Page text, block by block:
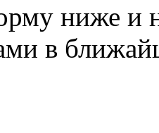
ниже и
в